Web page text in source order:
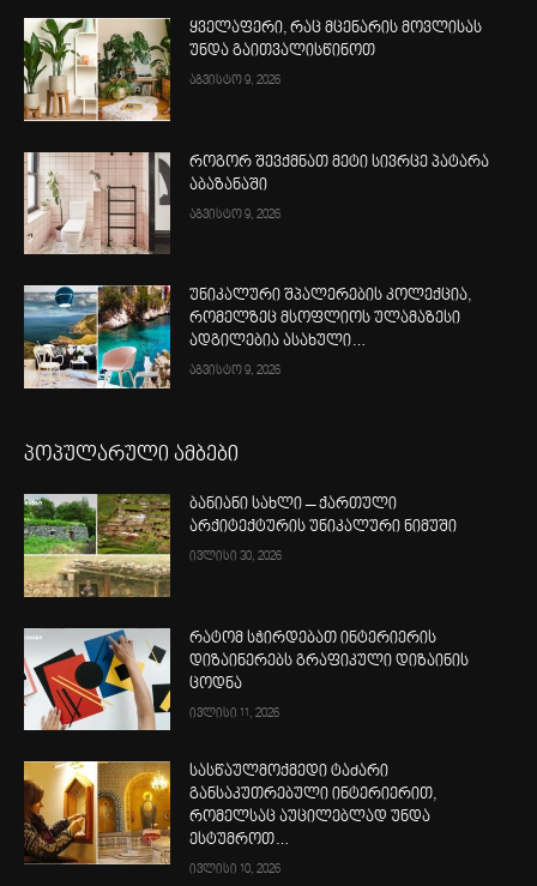
ყველაფერი, რაც მცენარის მოვლისას
უნდა გაითვალისწინოთ
აგვისტო 9, 2026
როგორ შევქმნათ მეტი სივრცე პატარა
აბაზანაში
აგვისტო 9, 2026
უნიკალური შპალერების კოლექცია,
რომელზეც მსოფლიოს ულამაზესი
ადგილებია ასახული…
აგვისტო 9, 2026
პოპულარული ამბები
ბანიანი სახლი – ქართული
არქიტექტურის უნიკალური ნიმუში
ივლისი 30, 2026
რატომ სჭირდებათ ინტერიერის
დიზაინერებს გრაფიკული დიზაინის
ცოდნა
ივლისი 11, 2026
სასწაულმოქმედი ტაძარი
განსაკუთრებული ინტერიერით,
რომელსაც აუცილებლად უნდა
ესტუმროთ…
ივლისი 10, 2026